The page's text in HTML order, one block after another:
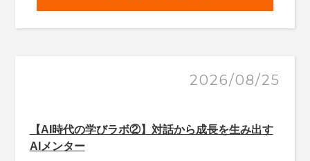
2026/08/25
【AI時代の学びラボ②】対話から成長を生み出す
AIメンター